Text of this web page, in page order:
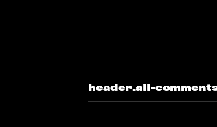
header.all-